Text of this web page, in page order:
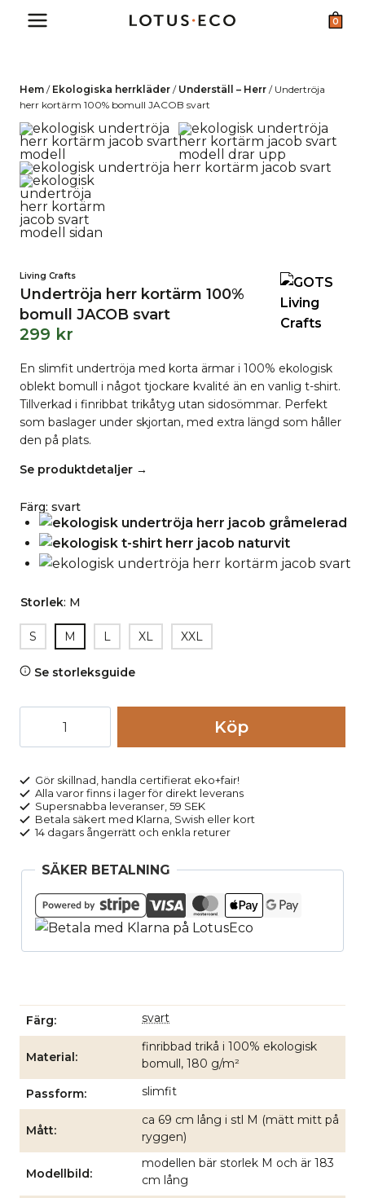
0
Hem / Ekologiska herrkläder / Underställ – Herr / Undertröja
herr kortärm 100% bomull JACOB svart
Living Crafts
Undertröja herr kortärm 100%
bomull JACOB svart
299 kr
En slimfit undertröja med korta ärmar i 100% ekologisk
oblekt bomull i något tjockare kvalité än en vanlig t-shirt.
Tillverkad i finribbat trikåtyg utan sidosömmar. Perfekt
som baslager under skjortan, med extra längd som håller
den på plats.
Se produktdetaljer →
Färg: svart
Storlek: M
S M L XL XXL
Se storleksguide
100%
bomull
JACOB
svart
mängd
Köp
Gör skillnad, handla certifierat eko+fair!
Alla varor finns i lager för direkt leverans
Supersnabba leveranser, 59 SEK
Betala säkert med Klarna, Swish eller kort
14 dagars ångerrätt och enkla returer
SÄKER BETALNING
Färg svart
Material
finribbad trikå i 100% ekologisk
bomull, 180 g/m²
Passform slimfit
Mått
ca 69 cm lång i stl M (mätt mitt på
ryggen)
Modellbild
modellen bär storlek M och är 183
cm lång